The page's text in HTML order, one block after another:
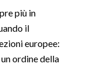
più in
il
europee:
ordine della